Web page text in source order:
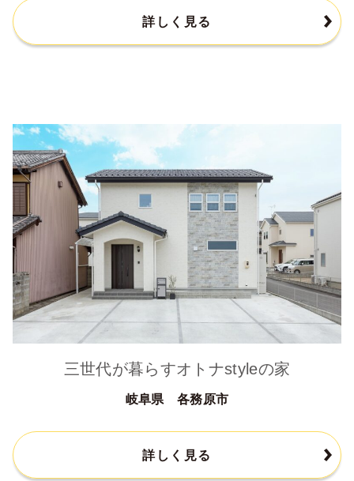
詳しく見る
三世代が暮らすオトナstyleの家
岐阜県 各務原市
詳しく見る